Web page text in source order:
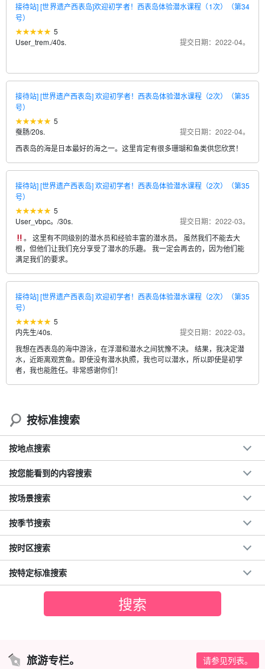
接待站] [世界遗产西表岛]欢迎初学者！西表岛体验潜水课程（1次）（第34
号）
5
User_trem./40s. 提交日期：2022-04。
接待站] [世界遗产西表岛] 欢迎初学者！西表岛体验潜水课程（2次）（第35
号）
5
蚕肠/20s.
提交日期：2022-04。
西表岛的海是日本最好的海之一。这里肯定有很多珊瑚和鱼类供您欣赏！
接待站] [世界遗产西表岛] 欢迎初学者！西表岛体验潜水课程（2次）（第35
号）
5
User_vbpc。 /30s.
提交日期：2022-03。
。 这里有不同级别的潜水员和经验丰富的潜水员。 虽然我们不能去大
根，但他们让我们充分享受了潜水的乐趣。 我一定会再去的，因为他们能
满足我们的要求。
接待站] [世界遗产西表岛] 欢迎初学者！西表岛体验潜水课程（2次）（第35
号）
5
内先生/40s.
提交日期：2022-03。
我想在西表岛的海中游泳，在浮潜和潜水之间犹豫不决。 结果，我决定潜
水，近距离观赏鱼。即使没有潜水执照，我也可以潜水，所以即使是初学
者，我也能胜任。非常感谢你们！
按标准搜索
按地点搜索
按您能看到的内容搜索
按场景搜索
按季节搜索
按时区搜索
按特定标准搜索
旅游专栏。 请参见列表。